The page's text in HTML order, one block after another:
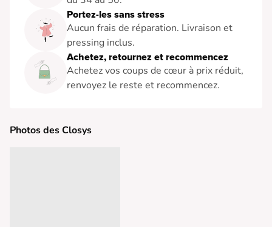
Portez-les sans stress
Aucun frais de réparation. Livraison et
pressing inclus.
Achetez, retournez et recommencez
Achetez vos coups de cœur à prix réduit,
renvoyez le reste et recommencez.
Photos des Closys